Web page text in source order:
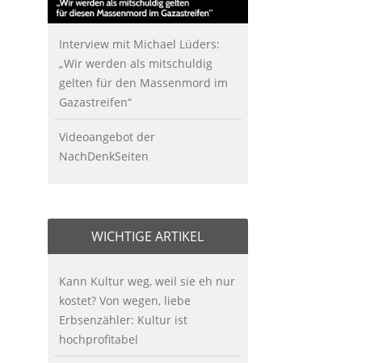
Interview mit Michael Lüders:
„Wir werden als mitschuldig
gelten für den Massenmord im
Gazastreifen“
Videoangebot der
NachDenkSeiten
WICHTIGE ARTIKEL
Kann Kultur weg, weil sie eh nur
kostet? Von wegen, liebe
Erbsenzähler: Kultur ist
hochprofitabel